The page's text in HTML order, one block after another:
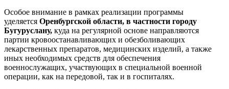
Особое внимание в рамках реализации программы
уделяется Оренбургской области, в частности городу
Бугуруслану, куда на регулярной основе направляются
партии кровоостанавливающих и обезболивающих
лекарственных препаратов, медицинских изделий, а также
иных необходимых средств для обеспечения
военнослужащих, участвующих в специальной военной
операции, как на передовой, так и в госпиталях.